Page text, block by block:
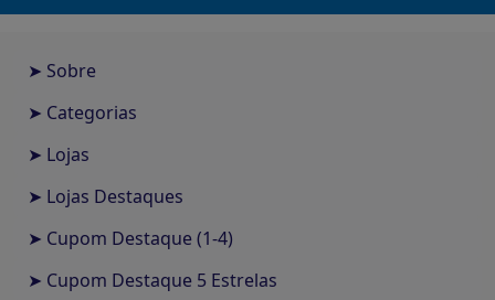
➤ Sobre
➤ Categorias
➤ Lojas
➤ Lojas Destaques
➤ Cupom Destaque (1-4)
➤ Cupom Destaque 5 Estrelas